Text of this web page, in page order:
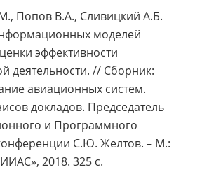
Попов В.А., Сливицкий А.Б.
моделей
эффективности
деятельности. // Сборник:
авиационных систем.
докладов. Председатель
и Программного
С.Ю. Желтов. – М.:
2018. 325 с.